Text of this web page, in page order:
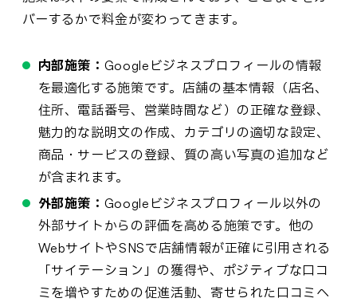
バーするかで料金が変わってきます。
内部施策： Googleビジネスプロフィールの情報
を最適化する施策です。店舗の基本情報（店名、
住所、電話番号、営業時間など）の正確な登録、
魅力的な説明文の作成、カテゴリの適切な設定、
商品・サービスの登録、質の高い写真の追加など
が含まれます。
外部施策： Googleビジネスプロフィール以外の
外部サイトからの評価を高める施策です。他の
WebサイトやSNSで店舗情報が正確に引用される
「サイテーション」の獲得や、ポジティブな口コ
ミを増やすための促進活動、寄せられた口コミへ